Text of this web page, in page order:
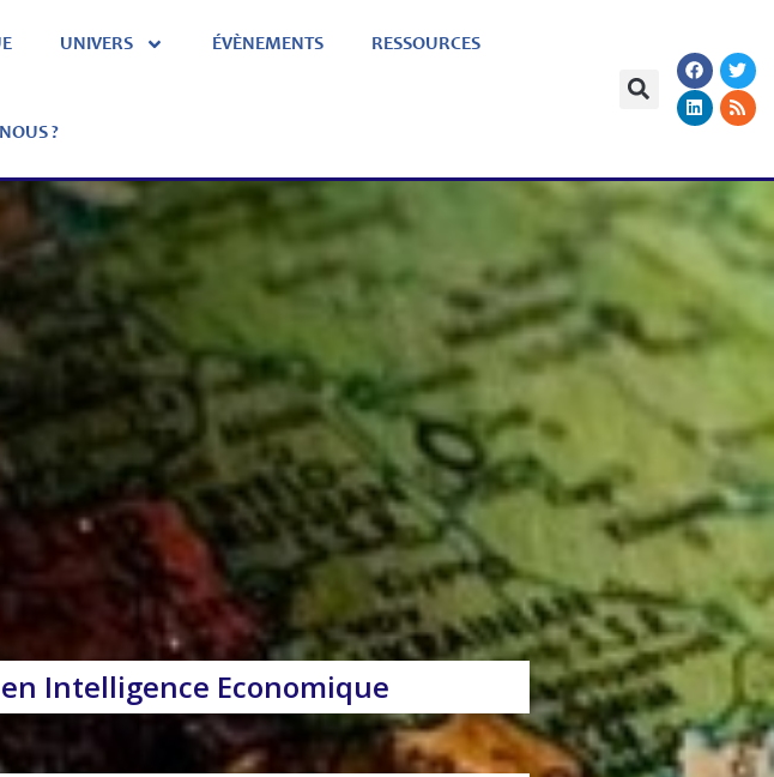
UNIVERS ÉVÈNEMENTS RESSOURCES
?
Intelligence Economique